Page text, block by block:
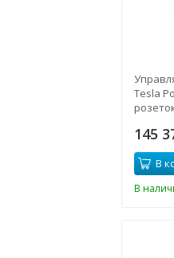
Tesla
145
В
В